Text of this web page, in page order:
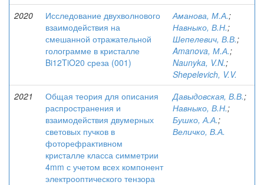
2020
Исследование двухволнового
взаимодействия на
смешанной отражательной
голограмме в кристалле
Bi12TiO20 среза (001)
Аманова, М.А.;
Навныко, В.Н.;
Шепелевич, В.В.;
Amanova, М.А.;
Naunyka, V.N.;
Shepelevich, V.V.
2021
Общая теория для описания
распространения и
взаимодействия двумерных
световых пучков в
фоторефрактивном
кристалле класса симметрии
4mm с учетом всех компонент
электрооптического тензора
Давыдовская, В.В.;
Навныко, В.Н.;
Бушко, А.А.;
Величко, В.А.